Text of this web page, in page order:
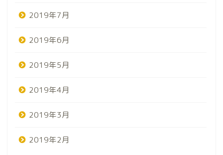
2019年7月
2019年6月
2019年5月
2019年4月
2019年3月
2019年2月